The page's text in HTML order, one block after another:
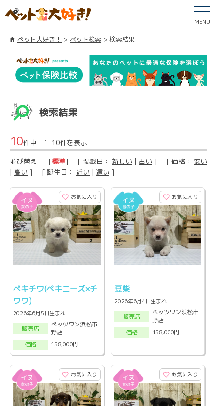
MENU
ペット大好き！ ペット検索 検索結果
検索結果
10件中 1-10件を表示
並び替え [標準] [ 掲載日： 新しい | 古い ] [ 価格： 安い
| 高い ] [ 誕生日： 近い | 遠い ]
お気に入り
ペキチワ(ペキニーズ×チ
ワワ)
2026年6月5日生まれ
販売店
ペッツワン浜松市
野店
価格
158,000円
お気に入り
豆柴
2026年6月4日生まれ
販売店
ペッツワン浜松市
野店
価格
158,000円
お気に入り お気に入り